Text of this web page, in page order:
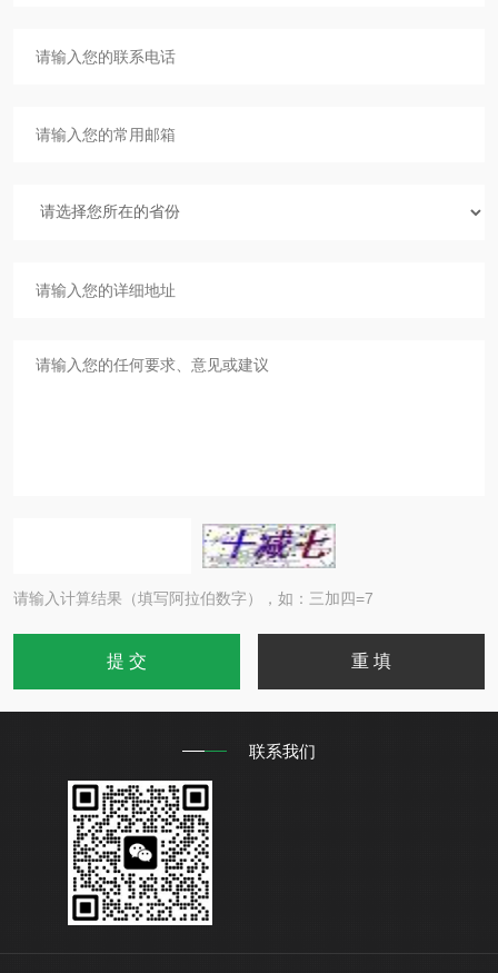
请输入计算结果（填写阿拉伯数字），如：三加四=7
联系我们